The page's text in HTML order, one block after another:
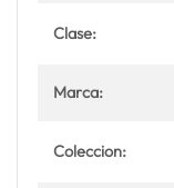
Clase:
Marca:
Coleccion: